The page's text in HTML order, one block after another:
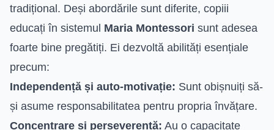
tradițional. Deși abordările sunt diferite, copiii
educați în sistemul Maria Montessori sunt adesea
foarte bine pregătiți. Ei dezvoltă abilități esențiale
precum:
Independență și auto-motivație: Sunt obișnuiți să-
și asume responsabilitatea pentru propria învățare.
Concentrare și perseverență: Au o capacitate